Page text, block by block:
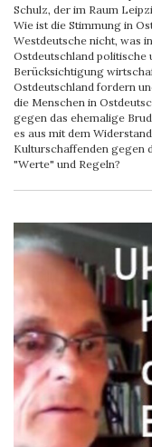
Schulz, der im Raum
Wie ist die Stimmung in
Westdeutsche nicht, was
Ostdeutschland politische
Berücksichtigung
Ostdeutschland fordern
die Menschen in
gegen das ehemalige
es aus mit dem
Kulturschaffenden gegen
"Werte" und Regeln?